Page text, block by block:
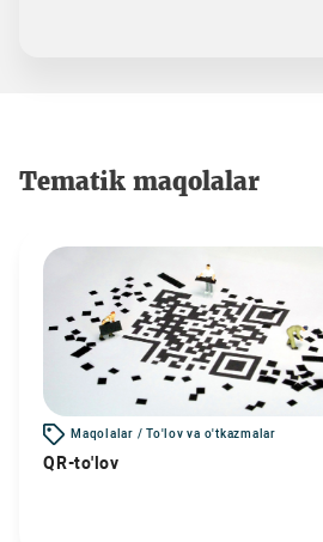
Tematik maqolalar
Maqolalar / To'lov va o'tkazmalar
QR-to'lov